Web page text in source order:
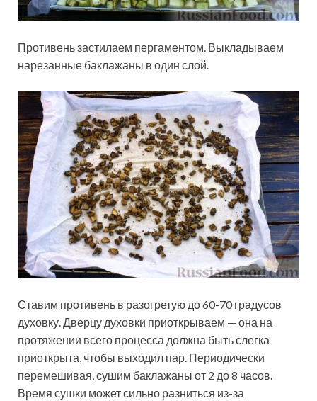
Противень застилаем пергаментом. Выкладываем
нарезанные баклажаны в один слой.
Ставим противень в разогретую до 60-70 градусов
духовку. Дверцу духовки приоткрываем — она на
протяжении всего процесса должна быть слегка
приоткрыта, чтобы выходил пар. Периодически
перемешивая, сушим баклажаны от 2 до 8 часов.
Время сушки может сильно разниться из-за